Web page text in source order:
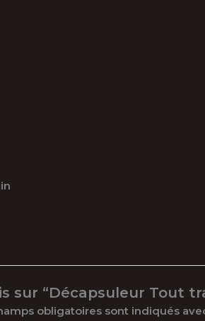
sur “Décapsuleur Tout
obligatoires sont indiqués